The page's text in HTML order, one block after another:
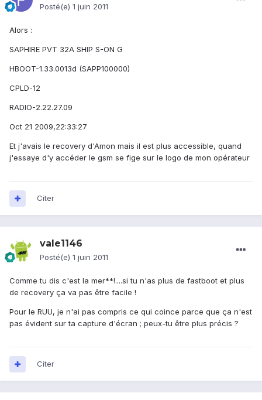
Posté(e) 1 juin 2011
Alors :
SAPHIRE PVT 32A SHIP S-ON G
HBOOT-1.33.0013d (SAPP100000)
CPLD-12
RADIO-2.22.27.09
Oct 21 2009,22:33:27
Et j'avais le recovery d'Amon mais il est plus accessible, quand
j'essaye d'y accéder le gsm se fige sur le logo de mon opérateur
Citer
vale1146
Posté(e) 1 juin 2011
Comme tu dis c'est la mer**!....si tu n'as plus de fastboot et plus
de recovery ça va pas être facile !
Pour le RUU, je n'ai pas compris ce qui coince parce que ça n'est
pas évident sur ta capture d'écran ; peux-tu être plus précis ?
Citer